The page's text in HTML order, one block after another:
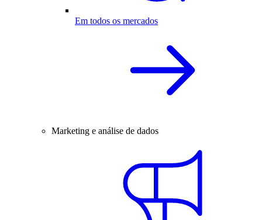
Em todos os mercados
Marketing e análise de dados